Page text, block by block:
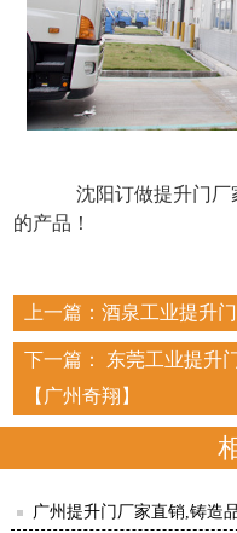
沈阳订做提升门厂
的产品！
上一篇： 酒泉工业提升
下一篇：
东莞工业提升
【广州奇翔】
广州提升门厂家直销,铸造